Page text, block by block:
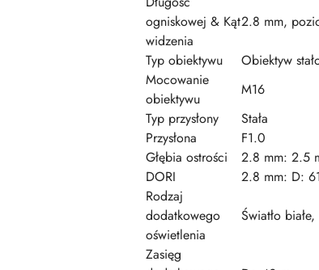
ogniskowej & Kąt
widzenia
2.8 mm,
Typ obiektywu
Obiektyw
Mocowanie
obiektywu
M16
Typ przysłony
Stała
Przysłona
F1.0
Głębia ostrości
2.8 mm: 2.5
DORI
2.8 mm: D:
Rodzaj
dodatkowego
oświetlenia
Światło białe,
Zasięg